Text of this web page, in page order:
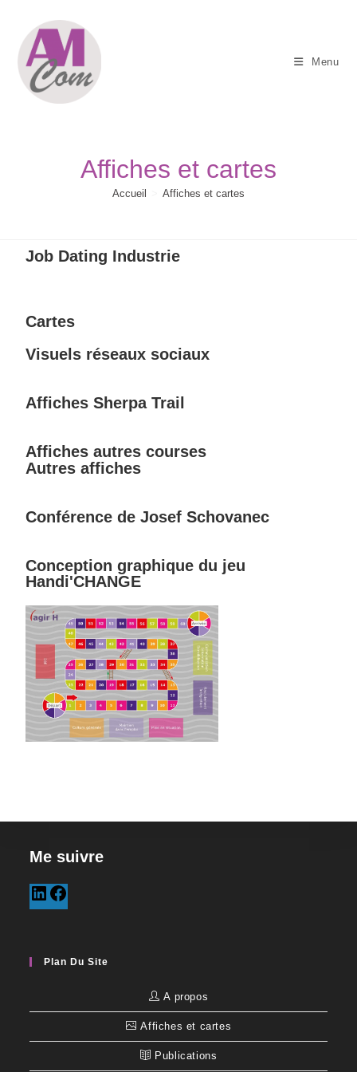
Menu
Affiches et cartes
Accueil Affiches et cartes
Job Dating Industrie
Cartes
Visuels réseaux sociaux
Affiches Sherpa Trail
Affiches autres courses
Autres affiches
Conférence de Josef Schovanec
Conception graphique du jeu
Handi'CHANGE
Me suivre
Plan Du Site
A propos
Affiches et cartes
Publications